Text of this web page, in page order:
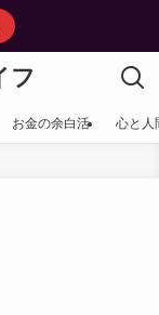
フ
お金の余白活 心と人